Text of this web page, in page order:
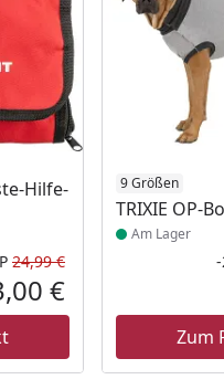
Hilfe-
Rabatt in Prozent
Ursprünglicher Preis
24,99 €
Aktueller Preis
€
9 Größen
TRIXIE OP-
Produkt am
Am Lager
Zum